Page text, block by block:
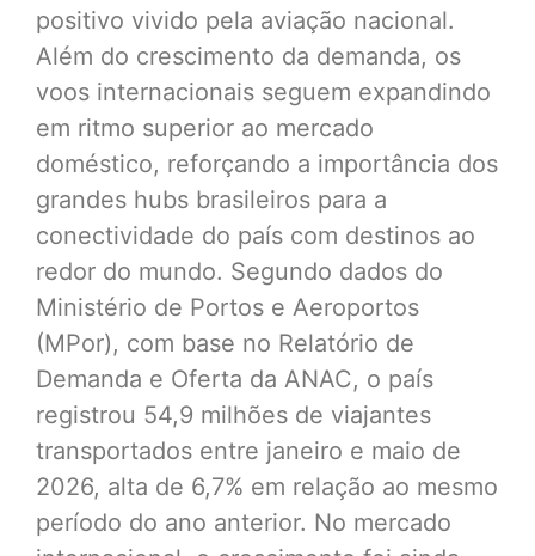
positivo vivido pela aviação nacional.
Além do crescimento da demanda, os
voos internacionais seguem expandindo
em ritmo superior ao mercado
doméstico, reforçando a importância dos
grandes hubs brasileiros para a
conectividade do país com destinos ao
redor do mundo. Segundo dados do
Ministério de Portos e Aeroportos
(MPor), com base no Relatório de
Demanda e Oferta da ANAC, o país
registrou 54,9 milhões de viajantes
transportados entre janeiro e maio de
2026, alta de 6,7% em relação ao mesmo
período do ano anterior. No mercado